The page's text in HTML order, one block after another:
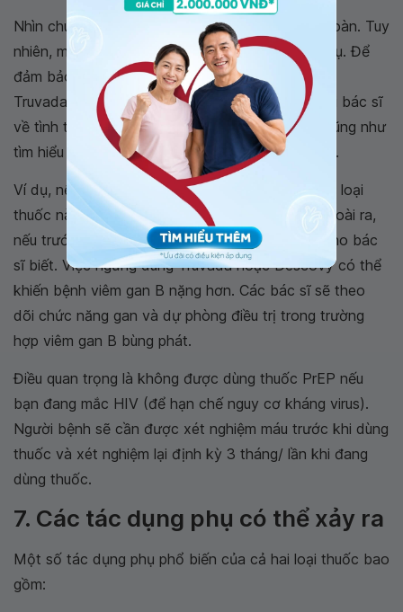
Nhìn chung thuốc Truvada và Descovy khá an toàn. Tuy
nhiên, một số người vẫn có thể gặp tác dụng phụ. Để
đảm bảo an toàn, trước khi dùng Descovy hoặc
Truvada để dự phòng lây nhiễm, hãy trao đổi với bác sĩ
về tình trạng sức khỏe mà bạn đang gặp phải, cũng như
tìm hiểu kỹ hơn tác dụng phụ và lợi ích của PrEP.
Ví dụ, nếu bạn mắc bệnh thận nghiêm trọng, các loại
thuốc này có thể sẽ không an toàn cho bạn. Ngoài ra,
nếu trước đây bạn từng mắcviêm gan B
, hãy cho bác
sĩ biết. Việc ngừng dùng Truvada hoặc Descovy có thể
khiến bệnh viêm gan B nặng hơn. Các bác sĩ sẽ theo
dõi chức năng gan và dự phòng điều trị trong trường
hợp viêm gan B bùng phát.
Điều quan trọng là không được dùng thuốc PrEP nếu
bạn đang mắc HIV (để hạn chế nguy cơ kháng virus).
Người bệnh sẽ cần được xét nghiệm máu trước khi dùng
thuốc và xét nghiệm lại định kỳ 3 tháng/ lần khi đang
dùng thuốc.
7. Các tác dụng phụ có thể xảy ra
Một số tác dụng phụ phổ biến của cả hai loại thuốc bao
gồm: